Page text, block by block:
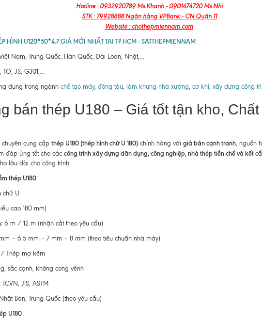
Hotline : 0932920789 Ms.Khanh - 0901474720 Ms.Nhi
STK : 79928888 Ngân hàng VPBank - CN Quận 11
Website : chothepmiennam.com
HÌNH U120*50*4.7 GIÁ MỚI NHẤT TAI TP.HCM - SATTHEPMIENNAM
Nam, Trung Quốc, Hàn Quốc, Đài Loan, Nhật,…
TO, JS, G301,…
dụng trong ngành chế tạo máy, đóng tàu, làm khung nhà xưởng, cơ khí, xây dựng công
bán thép U180 – Giá tốt tận kho,
cung cấp thép U180 (thép hình chữ U 180)chính hãng với giá bán cạnh tranh, nguồn
đáp ứng tốt cho các công trình xây dựng dân dụng, công nghiệp, nhà thép tiền chế và kết
lâu dài cho công trình.
thép U180
chữ U
cao 180 mm)
6 m / 12 m (nhận cắt theo yêu cầu)
– 6.5 mm – 7 mm – 8 mm (theo tiêu chuẩn nhà máy)
Thép mạ kẽm
sắc cạnh, không cong vênh
TCVN, JIS, ASTM
Bản, Trung Quốc (theo yêu cầu)
U180